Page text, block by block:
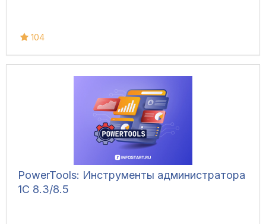
104
PowerTools: Инструменты администратора
1С 8.3/8.5